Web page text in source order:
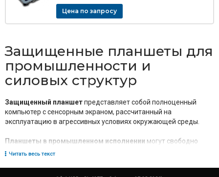
Цена по запросу
Защищенные планшеты для
промышленности и
силовых структур
Защищенный планшетпредставляет собой полноценный
компьютер с сенсорным экраном, рассчитанный на
эксплуатацию в агрессивных условиях окружающей среды.
Планшеты в промышленном исполнении могут свободно
эксплуатироваться вне помещений при различных погодных
повышенной влажности.Сенсорный экранвыполнен из
Читать весь текст